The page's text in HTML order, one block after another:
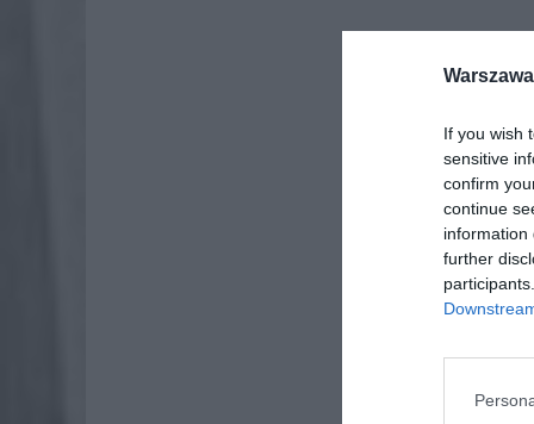
If you wish
sensitive
confirm
continue
information
further